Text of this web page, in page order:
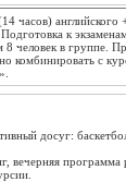
часов) английского
к
человек в группе.
комбинировать с
досуг:
вечерняя программа